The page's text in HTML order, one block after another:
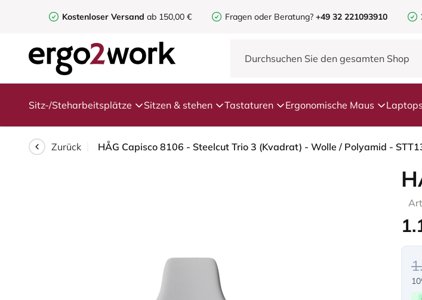
Kostenloser Versand ab 150,00 € Fragen oder Beratung? +49 32 221093910
Sitz-/Steharbeitsplätze Sitzen & stehen Tastaturen Ergonomische Maus
Zurück HÅG Capisco 8106 - Steelcut Trio 3 (Kvadrat) - Wolle / Polyamid -